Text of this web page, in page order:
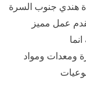
هندي جنوب السرة
عمل مميز
ومعدات ومواد